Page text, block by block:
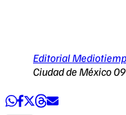
Editorial
Ciudad de México